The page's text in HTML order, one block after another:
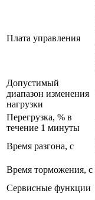
Плата управления
Допустимый
диапазон изменения
нагрузки
Перегрузка, % в
течение 1 минуты
Время разгона, с
Время торможения, с
Сервисные функции